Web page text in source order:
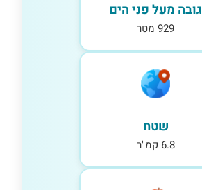
גובה מעל פני הים
929 מטר
שטח
6.8 קמ"ר